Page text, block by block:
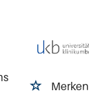
Merken